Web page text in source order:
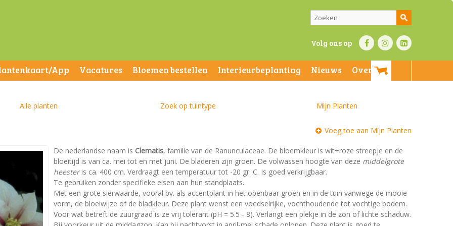
Volg ons op
App Vacatures Bloemen bestellen Interieurbeplanting Nieuws
Over ons
Alle planten Zoek op tuintype Mijn Planten
Voeg toe aan Mijn Planten
De nederlandse naam is Clematis, familie van de Ranunculaceae. De bloemkleur is wit+roze streepje en de
bloeitijd is van ca. mei tot en met juni. De bladeren zijn groen. De volwassen hoogte van deze middelgrote
heesteris ca. 400 cm. Verdraagt een temperatuur tot -20 gr. C. Is goed verkrijgbaar.
Te gebruiken zonder specifieke eisen aan hun standplaats.
Met een grote sierwaarde, vooral bv. als accentplant in het openbaar groen en in de tuin vanwege de mooie
vorm, de bloeiwijze of de bladkleur. Deze plant wenst een voedselrijke, vochthoudende tot vochtige bodem.
Voor wat betreft de zuurgraad is ze vrij tolerant (pH = 5.5 - 8). Verlangt een plekje in de zon of lichte schaduw.